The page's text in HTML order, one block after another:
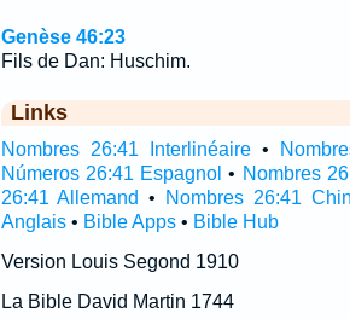
Genèse 46:23
Fils de Dan: Huschim.
Links
Nombres 26:41 Interlinéaire•
Números 26:41 Espagnol • Nombres
26:41 Allemand • Nombres 26:41
Anglais• Bible Apps• Bible Hub
Version Louis Segond 1910
La Bible David Martin 1744